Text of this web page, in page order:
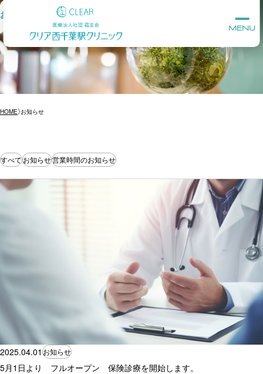
MENU
お知らせ
HOME お知らせ
すべてお知らせ営業時間のお知らせ
2025.04.01 お知らせ
5月1日より フルオープン 保険診療を開始します。